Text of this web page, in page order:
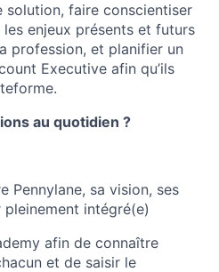
solution, faire conscientiser
enjeux présents et futurs
profession, et planifier un
Executive afin qu’ils
au quotidien ?
Pennylane, sa vision, ses
intégré(e)
afin de connaître
et de saisir le